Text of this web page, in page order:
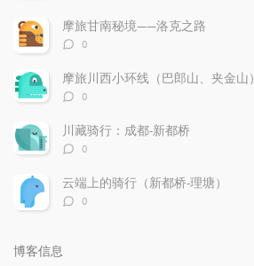
数：
摩旅甘南秘境——洛克之路
评
数：
0
摩旅川西小环线（巴郎山、夹金山）
评
数：
0
川藏骑行：成都-新都桥
评
数：
0
云端上的骑行（新都桥-理塘）
评
0
博客信息